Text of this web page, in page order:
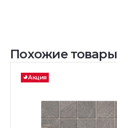
Похожие товары
Акция